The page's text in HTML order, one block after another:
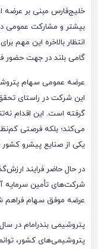
خلیج‌فارس مبنی بر عرضه
بیشتر و مشارکت عمومی
انتظار بالاخره این مهم
گامی بلند در جهت حضور
عرضه عمومی سهام
این شرکت در راستای
گرفته است. این اقدام
می‌کند؛ بلکه فرصتی
یکی از صنایع پیشرو کشور
در حال حاضر فرایند
شرکت‌های تأمین سرمایه
عرضه موفق سهام فراهم
پتروشیمی‌های کشور،